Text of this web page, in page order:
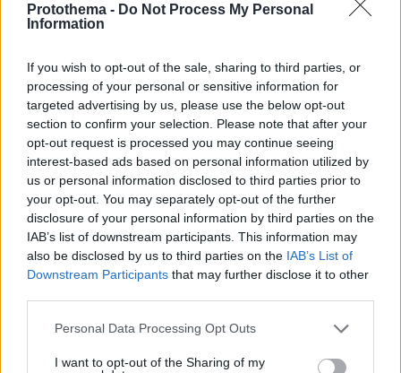
Protothema - Do Not Process My Personal
Information
If you wish to opt-out of the sale, sharing to third parties, or
processing of your personal or sensitive information for
targeted advertising by us, please use the below opt-out
section to confirm your selection. Please note that after your
opt-out request is processed you may continue seeing
interest-based ads based on personal information utilized by
us or personal information disclosed to third parties prior to
your opt-out. You may separately opt-out of the further
disclosure of your personal information by third parties on the
IAB’s list of downstream participants. This information may
also be disclosed by us to third parties on the IAB’s List of
Downstream Participants that may further disclose it to other
Please note that this website/app uses one or more Google
not limited to your visit or usage behaviour. You may click to
Personal Data Processing Opt Outs
I want to opt-out of the Sharing of my
Ο «Δράκος» του Λονδίνου: 40χρονος με
προβλήματα όρασης σκότωνε και βίαζε γυναίκες,
η αστυνομία τον είχε συλλάβει και τον άφησε
ελεύθερο
07.08.2026, 22:54